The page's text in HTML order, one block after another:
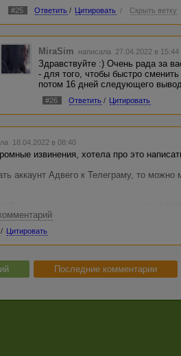
#25 Ответить / Цитировать / Скрыть ветку
MiraSim написала 27.04.2022 в
Здравствуйте :) Очень рада за
- для того, чтобы быстро
потом 16 дней следующего
#26 Ответить / Цитировать
18.04.2022 в 08:40
извинения, хотела про это
аккаунт Адвего к Телеграму, то можно
в виду совсем не то, что нужно
например! :)
/ Цитировать
Последние комментарии